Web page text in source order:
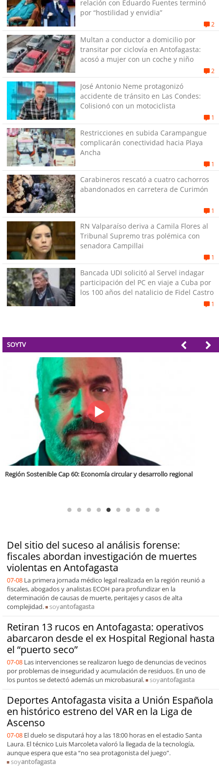
relación con Eduardo Fuentes terminó
por “hostilidad y envidia”
2
Multan a conductor a domicilio por
transitar por ciclovía en Antofagasta:
acosó a mujer con un coche y niño
2
José Antonio Neme protagonizó
accidente de tránsito en Las Condes:
Colisionó con un motociclista
1
Restricciones en subida Carampangue
complicarán conectividad hacia Playa
Ancha
1
Carabineros rescató a cuatro cachorros
abandonados en carretera de Curimón
1
RN Valparaíso deriva a Camila Flores al
Tribunal Supremo tras polémica con
senadora Campillai
1
Bancada UDI solicitó al Servel indagar
participación del PC en viaje a Cuba por
los 100 años del natalicio de Fidel Castro
1
SOYTV
Del sitio del suceso al análisis forense:
fiscales abordan investigación de muertes
violentas en Antofagasta
07-08 La primera jornada médico legal realizada en la región reunió a
fiscales, abogados y analistas ECOH para profundizar en la
determinación de causas de muerte, peritajes y casos de alta
complejidad.
soyantofagasta
Retiran 13 rucos en Antofagasta: operativos
abarcaron desde el ex Hospital Regional hasta
el “puerto seco”
07-08 Las intervenciones se realizaron luego de denuncias de vecinos
por problemas de inseguridad y acumulación de residuos. En uno de
los puntos se detectó además un microbasural.
soyantofagasta
Deportes Antofagasta visita a Unión Española
en histórico estreno del VAR en la Liga de
Ascenso
07-08 El duelo se disputará hoy a las 18:00 horas en el estadio Santa
Laura. El técnico Luis Marcoleta valoró la llegada de la tecnología,
aunque espera que esta “no sea protagonista del juego”.
soyantofagasta